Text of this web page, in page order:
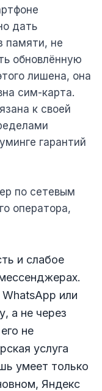
дать
памяти, не
обновлённую
лишена, она
сим-карта.
к своей
гарантий
по сетевым
оператора,
и слабое
или
а не через
не
услуга
умеет только
Яндекс